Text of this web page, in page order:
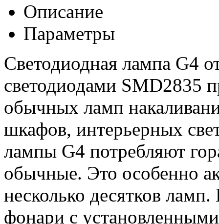
Описание
Параметры
Светодиодная лампа G4
светодиодами SMD2835
обычных ламп
шкафов, интерьерных
лампы G4 потребляют
обычные. Это особенно
несколько десятков
фонари с